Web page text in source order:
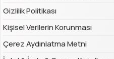
Gizlilik Politikası
Kişisel Verilerin Korunması
Çerez Aydınlatma Metni